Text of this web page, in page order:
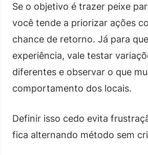
Se o objetivo é trazer peixe
você tende a priorizar ações
chance de retorno. Já para
experiência, vale testar
diferentes e observar o que
comportamento dos locais.
Definir isso cedo evita
fica alternando método sem